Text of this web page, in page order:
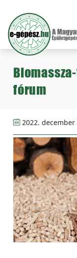
fórum
2022. december